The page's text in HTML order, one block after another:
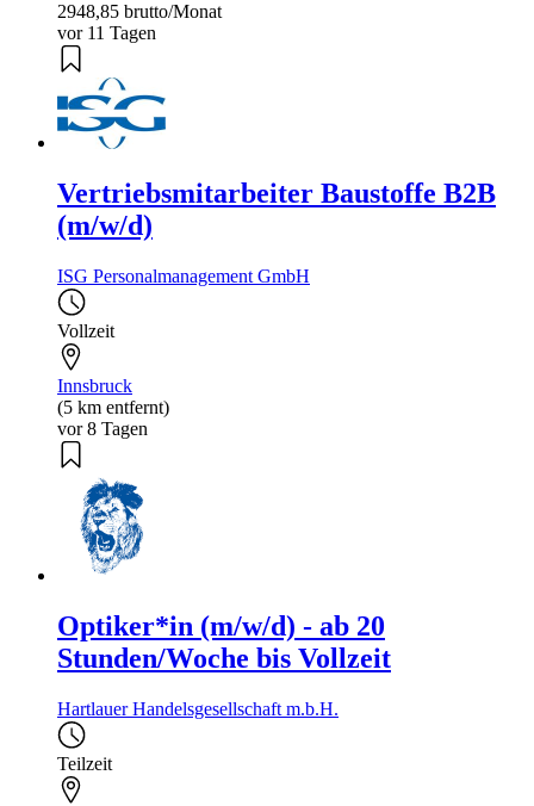
2948,85 brutto/Monat
vor 11 Tagen
Vertriebsmitarbeiter Baustoffe B2B
(m/w/d)
ISG Personalmanagement GmbH
Vollzeit
Innsbruck
(5 km entfernt)
vor 8 Tagen
Optiker*in (m/w/d) - ab 20
Stunden/Woche bis Vollzeit
Hartlauer Handelsgesellschaft m.b.H.
Teilzeit